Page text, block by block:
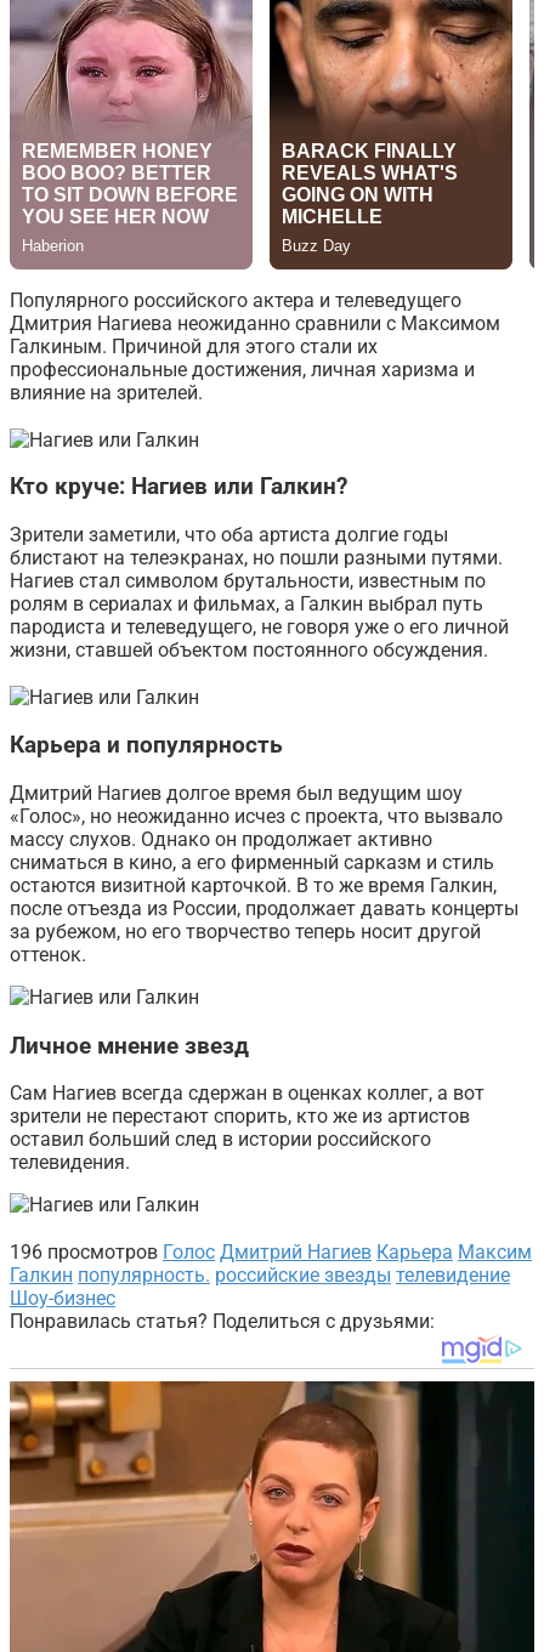
Популярного российского актера и телеведущего
Дмитрия Нагиева неожиданно сравнили с Максимом
Галкиным. Причиной для этого стали их
профессиональные достижения, личная харизма и
влияние на зрителей.
Кто круче: Нагиев или Галкин?
Зрители заметили, что оба артиста долгие годы
блистают на телеэкранах, но пошли разными путями.
Нагиев стал символом брутальности, известным по
ролям в сериалах и фильмах, а Галкин выбрал путь
пародиста и телеведущего, не говоря уже о его личной
жизни, ставшей объектом постоянного обсуждения.
Карьера и популярность
Дмитрий Нагиев долгое время был ведущим шоу
«Голос», но неожиданно исчез с проекта, что вызвало
массу слухов. Однако он продолжает активно
сниматься в кино, а его фирменный сарказм и стиль
остаются визитной карточкой. В то же время Галкин,
после отъезда из России, продолжает давать концерты
за рубежом, но его творчество теперь носит другой
оттенок.
Личное мнение звезд
Сам Нагиев всегда сдержан в оценках коллег, а вот
зрители не перестают спорить, кто же из артистов
оставил больший след в истории российского
телевидения.
196 просмотров Голос Дмитрий Нагиев Карьера Максим
Галкин популярность. российские звезды телевидение
Шоу-бизнес
Понравилась статья? Поделиться с друзьями: